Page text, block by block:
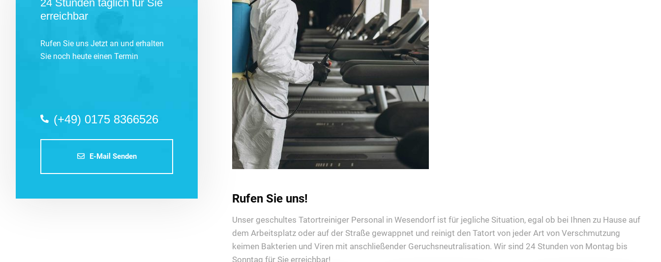
24 Stunden täglich für Sie
erreichbar
Rufen Sie uns Jetzt an und erhalten
Sie noch heute einen Termin
(+49) 0175 8366526
E-Mail Senden
Rufen Sie uns!
Unser geschultes Tatortreiniger Personal in Wesendorf ist für jegliche Situation, egal ob bei Ihnen zu Hause auf
dem Arbeitsplatz oder auf der Straße gewappnet und reinigt den Tatort von jeder Art von Verschmutzung
keimen Bakterien und Viren mit anschließender Geruchsneutralisation. Wir sind 24 Stunden von Montag bis
Sonntag für Sie erreichbar!